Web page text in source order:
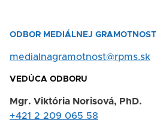
ODBOR MEDIÁLNEJ GRAMOTNOSTI
medialnagramotnost@rpms.sk
VEDÚCA ODBORU
Mgr. Viktória Norisová, PhD.
+421 2 209 065 58